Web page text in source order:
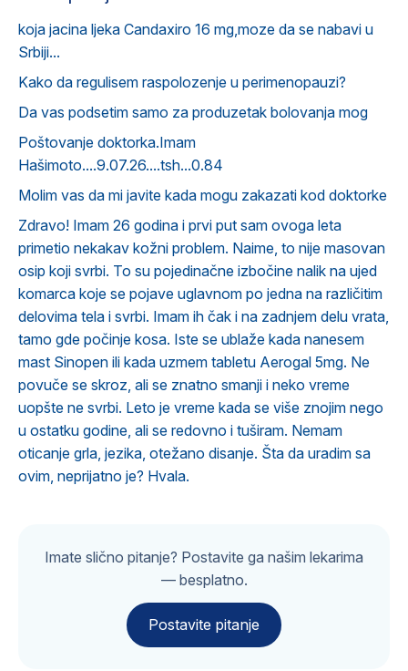
koja jacina ljeka Candaxiro 16 mg,moze da se nabavi u
Srbiji...
Kako da regulisem raspolozenje u perimenopauzi?
Da vas podsetim samo za produzetak bolovanja mog
Poštovanje doktorka.Imam
Hašimoto....9.07.26....tsh...0.84
Molim vas da mi javite kada mogu zakazati kod doktorke
Zdravo! Imam 26 godina i prvi put sam ovoga leta
primetio nekakav kožni problem. Naime, to nije masovan
osip koji svrbi. To su pojedinačne izbočine nalik na ujed
komarca koje se pojave uglavnom po jedna na različitim
delovima tela i svrbi. Imam ih čak i na zadnjem delu vrata,
tamo gde počinje kosa. Iste se ublaže kada nanesem
mast Sinopen ili kada uzmem tabletu Aerogal 5mg. Ne
povuče se skroz, ali se znatno smanji i neko vreme
uopšte ne svrbi. Leto je vreme kada se više znojim nego
u ostatku godine, ali se redovno i tuširam. Nemam
oticanje grla, jezika, otežano disanje. Šta da uradim sa
ovim, neprijatno je? Hvala.
Imate slično pitanje? Postavite ga našim lekarima
— besplatno.
Postavite pitanje